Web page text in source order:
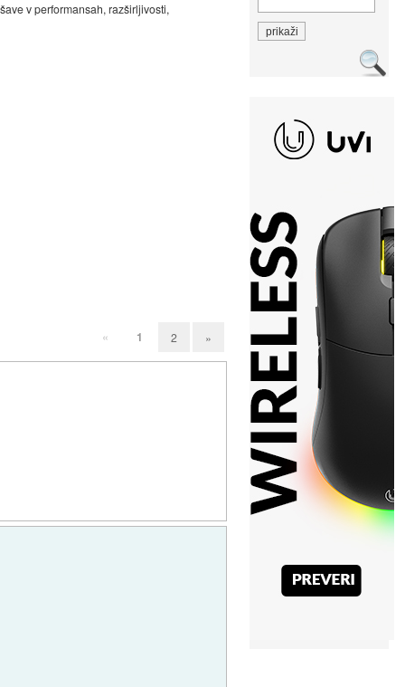
v performansah, razširljivosti,
« 1 2 »